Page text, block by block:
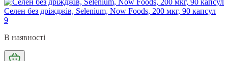
Селен без дріжджів, Selenium, Now Foods, 200 мкг, 90 капсул
9
В наявності